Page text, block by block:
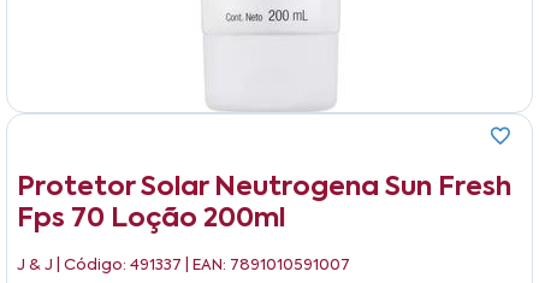
Protetor Solar Neutrogena Sun Fresh
Fps 70 Loção 200ml
J & J | Código: 491337 | EAN: 7891010591007